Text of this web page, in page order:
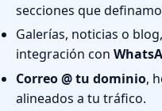
secciones que
Galerías, noticias o
integración con
Correo @ tu dominio,
alineados a tu tráfico.